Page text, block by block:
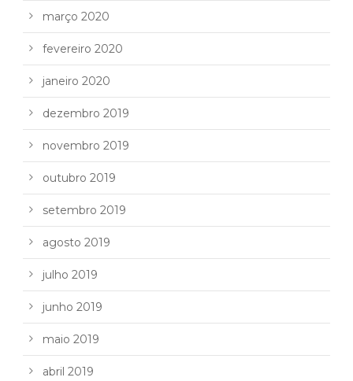
março 2020
fevereiro 2020
janeiro 2020
dezembro 2019
novembro 2019
outubro 2019
setembro 2019
agosto 2019
julho 2019
junho 2019
maio 2019
abril 2019